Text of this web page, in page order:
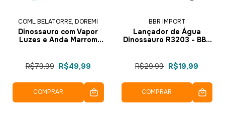
COML BELATORRE, DOREMI
Dinossauro com Vapor
Luzes e Anda Marrom
R$79,99 R$49,99
COMPRAR
BBR IMPORT
Lançador de Água
Dinossauro R3203 - BBR
R$29,99 R$19,99
COMPRAR